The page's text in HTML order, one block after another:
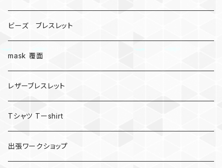
ビーズ ブレスレット
mask 覆面
レザーブレスレット
Tシャツ Tーshirt
出張ワークショップ